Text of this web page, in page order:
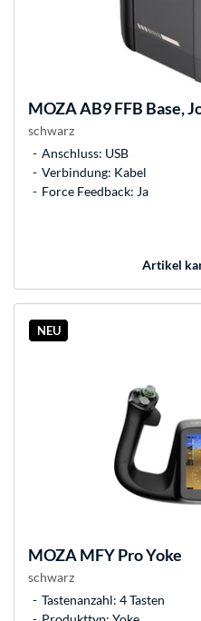
MOZAAB9 FFB Base,
schwarz
Anschluss: USB
Verbindung: Kabel
Force Feedback: Ja
Artikel
NEU
MOZAMFY Pro Yoke
schwarz
Tastenanzahl: 4 Tasten